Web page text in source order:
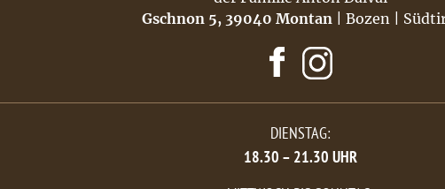
Gschnon 5, 39040 Montan| Bozen |
DIENSTAG:
18.30 – 21.30 UHR